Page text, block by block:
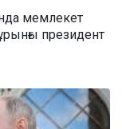
мемлекет
президент